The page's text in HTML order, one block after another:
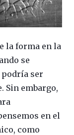
la forma en la
se
ser
Sin embargo,
en el
como